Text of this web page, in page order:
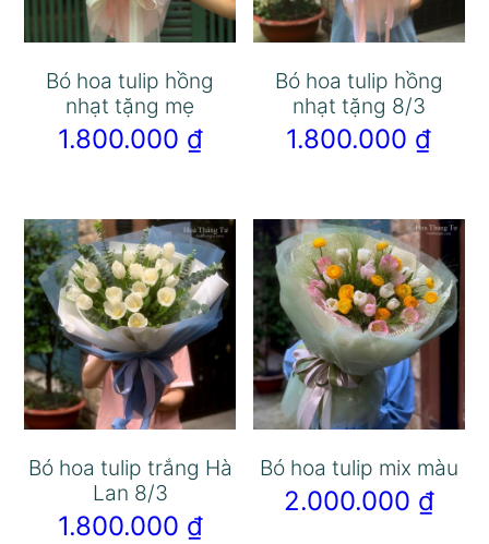
Bó hoa tulip hồng
nhạt tặng mẹ
1.800.000 ₫
Bó hoa tulip hồng
nhạt tặng 8/3
1.800.000 ₫
Bó hoa tulip trắng Hà
Lan 8/3
1.800.000 ₫
Bó hoa tulip mix màu
2.000.000 ₫